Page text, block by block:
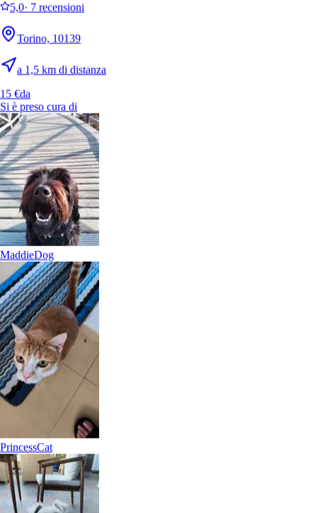
Torino, 10129
a 1,6 km di distanza
15 € da
5,0· 7 recensioni
Torino, 10139
a 1,5 km di distanza
15 €da
Si è preso cura di
MaddieDog
PrincessCat